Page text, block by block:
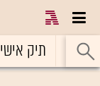
ראשי תיק אישי